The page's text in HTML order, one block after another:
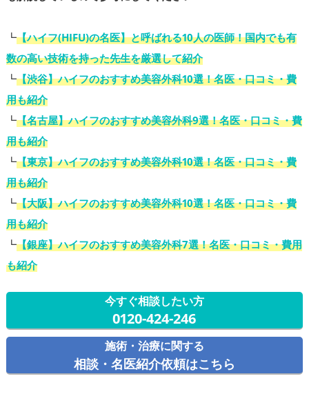
┗【ハイフ(HIFU)の名医】と呼ばれる10人の医師！国内でも有
数の高い技術を持った先生を厳選して紹介
┗【渋谷】ハイフのおすすめ美容外科10選！名医・口コミ・費
用も紹介
┗【名古屋】ハイフのおすすめ美容外科9選！名医・口コミ・費
用も紹介
┗【東京】ハイフのおすすめ美容外科10選！名医・口コミ・費
用も紹介
┗【大阪】ハイフのおすすめ美容外科10選！名医・口コミ・費
用も紹介
┗【銀座】ハイフのおすすめ美容外科7選！名医・口コミ・費用
も紹介
今すぐ相談したい方
0120-424-246
施術・治療に関する
相談・名医紹介依頼はこちら